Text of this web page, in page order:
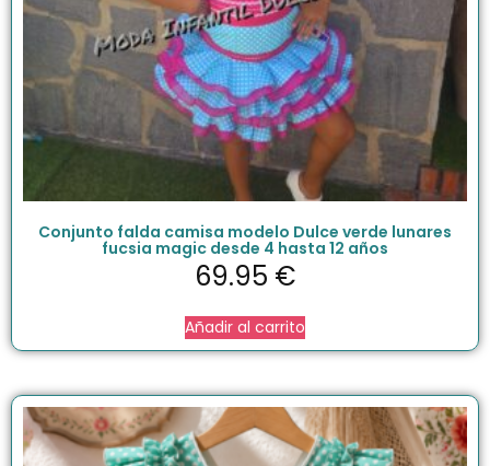
Conjunto falda camisa modelo Dulce verde lunares
fucsia magic desde 4 hasta 12 años
69.95 €
Añadir al carrito